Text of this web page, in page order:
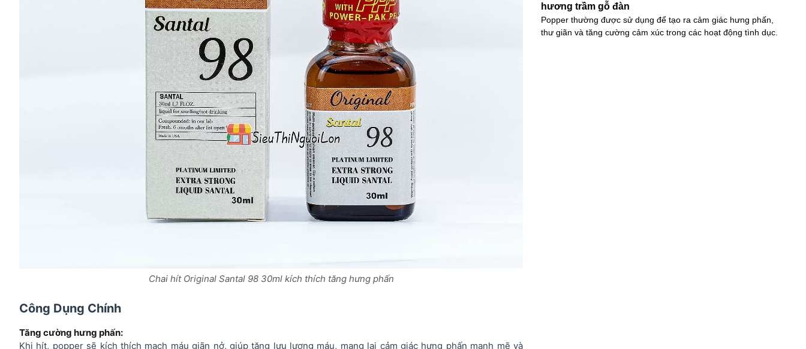
hương trầm gỗ đàn
Popper thường được sử dụng để tạo ra cảm giác hưng phấn,
thư giãn và tăng cường cảm xúc trong các hoạt động tình dục.
Chai hít Original Santal 98 30ml kích thích tăng hưng phấn
Công Dụng Chính
Tăng cường hưng phấn:
Khi hít, popper sẽ kích thích mạch máu giãn nở, giúp tăng lưu lượng máu, mang lại cảm giác hưng phấn mạnh mẽ và